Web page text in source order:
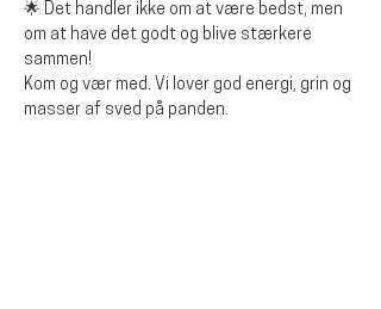
🌟 Det handler ikke om at være bedst, men
om at have det godt og blive stærkere
sammen!
Kom og vær med. Vi lover god energi, grin og
masser af sved på panden.